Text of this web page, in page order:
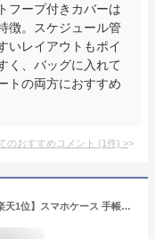
フープ付きカバーは
徴。スケジュール管
いレイアウトもポイ
く、バッグに入れて
トの両方におすすめ
のおすすめコメント (1件) >
【10％OFF★エントリーでP10倍！】【楽天1位】スマホケース 手帳型 全機種対応 本革ケース iPhone16ケース iPhoneケース pro max ケース iphone15 Pro 15Plus iPhone14 iPhone13mini iPhone13 12 SE se3 google ピクセル8a 携帯カバー Xperia galaxy 手帳カバー aquos